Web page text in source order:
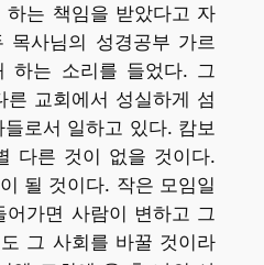
하는 책임을 받았다고 자
목사님의 성경공부 가르
하는 소리를 들었다. 그
교회에서 성실하게 섬
로서 일하고 있다. 캄보
다른 것이 없을 것이다.
될 것이다. 작은 모임일
가면 사람이 변하고 그
그 사회를 바꿀 것이라